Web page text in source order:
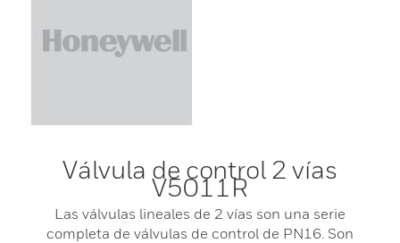
Válvula de control 2 vías
V5011R
Las válvulas lineales de 2 vías son una serie
completa de válvulas de control de PN16. Son